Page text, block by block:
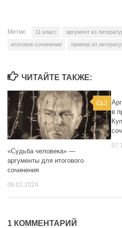
Метки: 11 класс аргумент из
итоговое сочинение пример из
ЧИТАЙТЕ ТАКЖЕ:
2
«Судьба человека» —
аргументы для итогового
сочинения
06.01.2024
в
1 КОММЕНТАРИЙ